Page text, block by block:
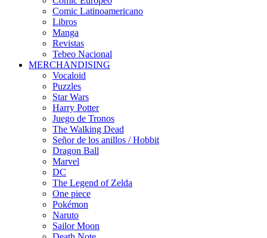
Comic Latinoamericano
Libros
Manga
Revistas
Tebeo Nacional
MERCHANDISING
Vocaloid
Puzzles
Star Wars
Harry Potter
Juego de Tronos
The Walking Dead
Señor de los anillos / Hobbit
Dragon Ball
Marvel
DC
The Legend of Zelda
One piece
Pokémon
Naruto
Sailor Moon